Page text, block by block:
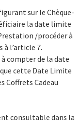
sur le Chèque-
la date limite
/procéder à
à l’article 7.
compter de la date
cette Date Limite
Coffrets Cadeau
consultable dans la